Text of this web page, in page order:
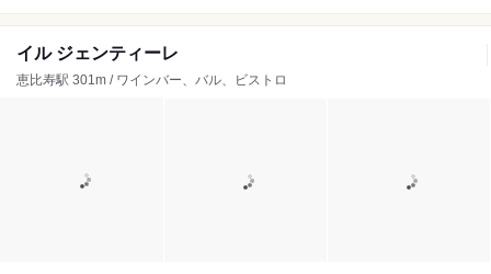
イル ジェンティーレ
恵比寿駅 301m / ワインバー、バル、ビストロ